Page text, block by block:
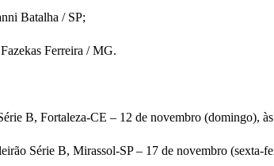
Batalha / SP;
Ferreira / MG.
B, Fortaleza-CE – 12 de novembro (domingo),
Série B, Mirassol-SP – 17 de novembro (sexta-